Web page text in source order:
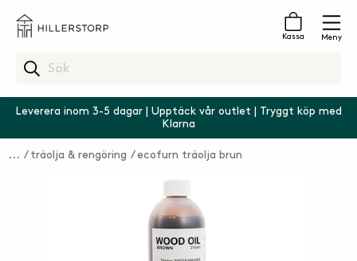
Kassa Meny
Leverera inom 3-5 dagar | Upptäck vår outlet | Tryggt köp med
Klarna
träolja & rengöring ecofurn träolja brun